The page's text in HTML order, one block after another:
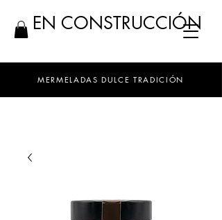
EN CONSTRUCCIÓN
MERMELADAS DULCE TRADICIÓN